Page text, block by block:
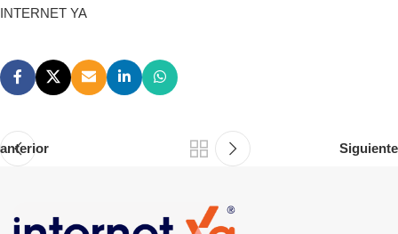
INTERNET YA
anterior Siguiente